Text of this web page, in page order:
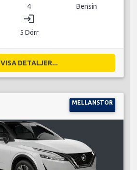
4 Bensin
login
5 Dörr
VISA DETALJER...
MELLANSTOR